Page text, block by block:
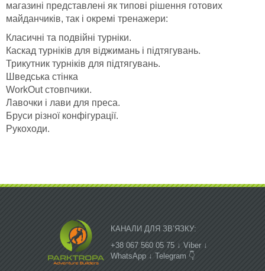
магазині представлені як типові рішення готових
майданчиків, так і окремі тренажери:
Класичні та подвійні турніки.
Каскад турніків для віджимань і підтягувань.
Трикутник турніків для підтягувань.
Шведська стінка
WorkOut стовпчики.
Лавочки і лави для преса.
Бруси різної конфігурації.
Рукоходи.
КАНАЛИ ДЛЯ ЗВ’ЯЗКУ:
+38 067 560 05 75 ↓ Viber ↓
WhatsApp ↓ Telegram 👇